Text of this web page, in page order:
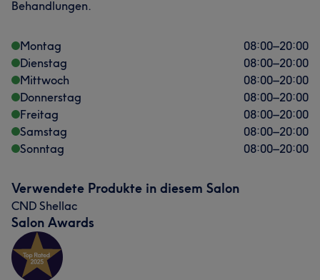
Behandlungen.
Montag 08:00–20:00
Dienstag
08:00–20:00
Mittwoch
08:00–20:00
Donnerstag
08:00–20:00
Freitag
08:00–20:00
Samstag
08:00–20:00
Sonntag
08:00–20:00
Verwendete Produkte in diesem Salon
CND Shellac
Salon Awards